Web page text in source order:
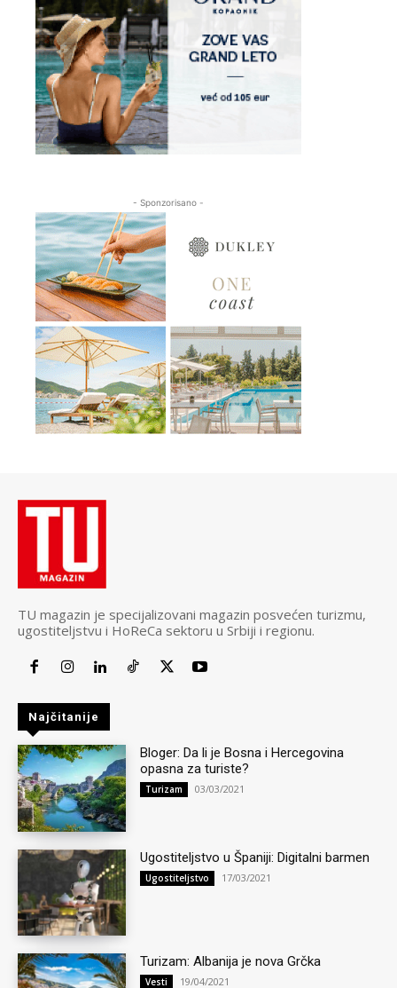
- Sponzorisano -
TU magazin je specijalizovani magazin posvećen turizmu,
ugostiteljstvu i HoReCa sektoru u Srbiji i regionu.
Najčitanije
Bloger: Da li je Bosna i Hercegovina
opasna za turiste?
Turizam 03/03/2021
Ugostiteljstvo u Španiji: Digitalni barmen
Ugostiteljstvo 17/03/2021
Turizam: Albanija je nova Grčka
Vesti 19/04/2021